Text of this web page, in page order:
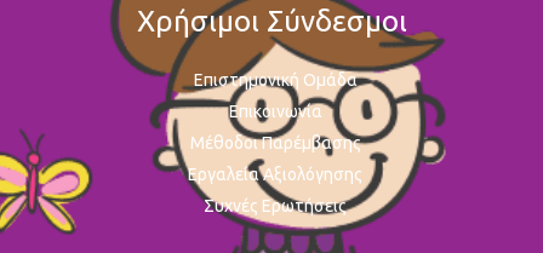
Χρήσιμοι Σύνδεσμοι
Επιστημονική Ομάδα
Επικοινωνία
Μέθοδοι Παρέμβασης
Εργαλεία Αξιολόγησης
Συχνές Ερωτήσεις